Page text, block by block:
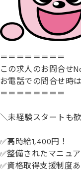
＝＝＝＝＝＝＝＝
この求人のお問合せ
お電話での問合せ時
＝＝＝＝＝＝＝＝
＼未経験スタートも
✅高時給1,400円！
✅整備されたマニュ
✅資格取得支援制度あ